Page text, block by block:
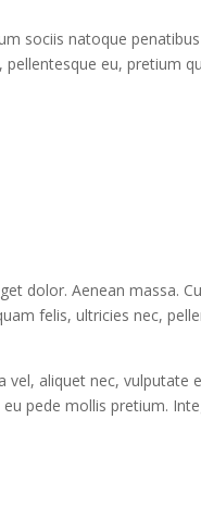
sociis natoque
eu, pretium
dolor. Aenean massa.
felis, ultricies nec,
aliquet nec, vulputate
pede mollis pretium.